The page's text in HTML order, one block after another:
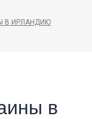
В ИРЛАНДИЮ
в